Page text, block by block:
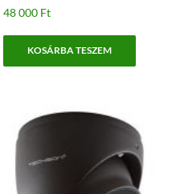
48 000 Ft
KOSÁRBA TESZEM